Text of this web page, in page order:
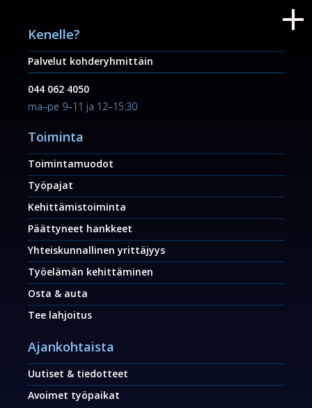
Kenelle?
Palvelut kohderyhmittäin
044 062 4050
ma–pe 9–11 ja 12–15:30
Toiminta
Toimintamuodot
Työpajat
Kehittämistoiminta
Päättyneet hankkeet
Yhteiskunnallinen yrittäjyys
Työelämän kehittäminen
Osta & auta
Tee lahjoitus
Ajankohtaista
Uutiset & tiedotteet
Avoimet työpaikat